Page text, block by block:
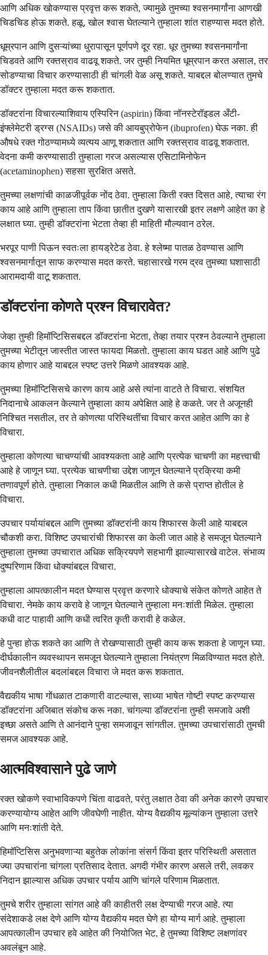
आणि अधिक खोकण्यास प्रवृत्त करू शकते, ज्यामुळे तुमच्या श्वसनमार्गांना आणखी
चिडचिड होऊ शकते. हळू, खोल श्वास घेतल्याने तुम्हाला शांत राहण्यास मदत होते.
धूम्रपान आणि दुसऱ्यांच्या धुरापासून पूर्णपणे दूर रहा. धूर तुमच्या श्वसनमार्गांना
चिडवते आणि रक्तस्राव वाढवू शकते. जर तुम्ही नियमित धूम्रपान करत असाल, तर
सोडण्याचा विचार करण्यासाठी ही चांगली वेळ असू शकते. याबद्दल बोलण्यात तुमचे
डॉक्टर तुम्हाला मदत करू शकतात.
डॉक्टरांना विचारल्याशिवाय एस्पिरिन (aspirin) किंवा नॉनस्टेरॉइडल अँटी-
इंफ्लेमेटरी ड्रग्स (NSAIDs) जसे की आयबुप्रोफेन (ibuprofen) घेऊ नका. ही
औषधे रक्त गोठण्यामध्ये व्यत्यय आणू शकतात आणि रक्तस्राव वाढवू शकतात.
वेदना कमी करण्यासाठी तुम्हाला गरज असल्यास एसिटामिनोफेन
(acetaminophen) सहसा सुरक्षित असते.
तुमच्या लक्षणांची काळजीपूर्वक नोंद ठेवा. तुम्हाला किती रक्त दिसत आहे, त्याचा रंग
काय आहे आणि तुम्हाला ताप किंवा छातीत दुखणे यासारखी इतर लक्षणे आहेत का हे
लक्षात घ्या. तुम्ही डॉक्टरांना भेटता तेव्हा ही माहिती मौल्यवान ठरेल.
भरपूर पाणी पिऊन स्वतःला हायड्रेटेड ठेवा. हे श्लेष्मा पातळ ठेवण्यास आणि
श्वसनमार्गातून साफ ​​करण्यास मदत करते. चहासारखे गरम द्रव तुमच्या घशासाठी
आरामदायी वाटू शकतात.
डॉक्टरांना कोणते प्रश्न विचारावेत?
जेव्हा तुम्ही हिमॉप्टिसिसबद्दल डॉक्टरांना भेटता, तेव्हा तयार प्रश्न ठेवल्याने तुम्हाला
तुमच्या भेटीतून जास्तीत जास्त फायदा मिळतो. तुम्हाला काय घडत आहे आणि पुढे
काय होणार आहे याबद्दल स्पष्ट उत्तरे मिळणे आवश्यक आहे.
तुमच्या हिमॉप्टिसिसचे कारण काय आहे असे त्यांना वाटते ते विचारा. संशयित
निदानाचे आकलन केल्याने तुम्हाला काय अपेक्षित आहे हे कळते. जर ते अजूनही
निश्चित नसतील, तर ते कोणत्या परिस्थितींचा विचार करत आहेत आणि का हे
विचारा.
तुम्हाला कोणत्या चाचण्यांची आवश्यकता आहे आणि प्रत्येक चाचणी का महत्त्वाची
आहे हे जाणून घ्या. प्रत्येक चाचणीचा उद्देश जाणून घेतल्याने प्रक्रिया कमी
तणावपूर्ण होते. तुम्हाला निकाल कधी मिळतील आणि ते कसे प्राप्त होतील हे
विचारा.
उपचार पर्यायांबद्दल आणि तुमच्या डॉक्टरांनी काय शिफारस केली आहे याबद्दल
चौकशी करा. विशिष्ट उपचारांची शिफारस का केली जात आहे हे समजून घेतल्याने
तुम्हाला तुमच्या उपचारात अधिक सक्रियपणे सहभागी झाल्यासारखे वाटेल. संभाव्य
दुष्परिणाम किंवा धोक्यांबद्दल विचारा.
तुम्हाला आपत्कालीन मदत घेण्यास प्रवृत्त करणारे धोक्याचे संकेत कोणते आहेत ते
विचारा. नेमके काय करावे हे जाणून घेतल्याने तुम्हाला मनःशांती मिळेल. तुम्हाला
कधी वाट पाहावी आणि कधी त्वरित कृती करावी हे कळेल.
हे पुन्हा होऊ शकते का आणि ते रोखण्यासाठी तुम्ही काय करू शकता हे जाणून घ्या.
दीर्घकालीन व्यवस्थापन समजून घेतल्याने तुम्हाला नियंत्रण मिळविण्यात मदत होते.
जीवनशैलीतील बदलांबद्दल विचारा जे मदत करू शकतात.
वैद्यकीय भाषा गोंधळात टाकणारी वाटल्यास, साध्या भाषेत गोष्टी स्पष्ट करण्यास
डॉक्टरांना अजिबात संकोच करू नका. चांगल्या डॉक्टरांना तुम्ही समजावे अशी
इच्छा असते आणि ते आनंदाने पुन्हा समजावून सांगतील. तुमच्या उपचारांसाठी तुमची
समज आवश्यक आहे.
आत्मविश्वासाने पुढे जाणे
रक्त खोकणे स्वाभाविकपणे चिंता वाढवते, परंतु लक्षात ठेवा की अनेक कारणे उपचार
करण्यायोग्य आहेत आणि जीवघेणी नाहीत. योग्य वैद्यकीय मूल्यांकन तुम्हाला उत्तरे
आणि मनःशांती देते.
हिमॉप्टिसिस अनुभवणाऱ्या बहुतेक लोकांना संसर्ग किंवा इतर परिस्थिती असतात
ज्या उपचारांना चांगला प्रतिसाद देतात. अगदी गंभीर कारण असले तरी, लवकर
निदान झाल्यास अधिक उपचार पर्याय आणि चांगले परिणाम मिळतात.
तुमचे शरीर तुम्हाला सांगत आहे की काहीतरी लक्ष देण्याची गरज आहे. त्या
संदेशाकडे लक्ष देणे आणि योग्य वैद्यकीय मदत घेणे हा योग्य मार्ग आहे. तुम्हाला
आपत्कालीन उपचार हवे आहेत की नियोजित भेट, हे तुमच्या विशिष्ट लक्षणांवर
अवलंबून आहे.